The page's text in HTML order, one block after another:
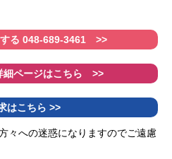
プ
する 048-689-3461 >>
細ページはこちら >>
はこちら >>
々への迷惑になりますのでご遠慮